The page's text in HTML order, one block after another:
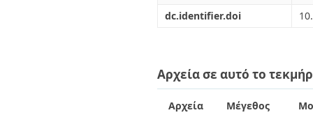
dc.identifier.doi
Αρχεία σε αυτό το
Αρχεία Μέγεθος